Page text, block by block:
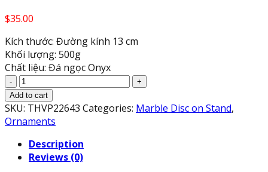
$35.00
Kích thước: Đường kính 13 cm
Khối lượng: 500g
Chất liệu: Đá ngọc Onyx
Đồng
điếu
(đồng
tiền
phong
thủy
Add to cart
SKU: THVP22643 Categories: Marble Disc on Stand,
Ornaments
Description
Reviews (0)